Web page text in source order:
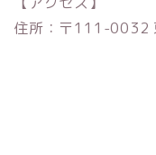
住所：〒111-0032